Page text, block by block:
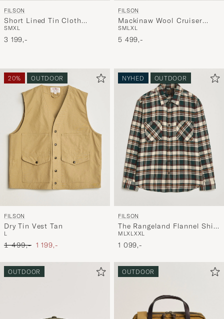
FILSON
Short Lined Tin Cloth
Cruiser Beluga
SMXL
3 199,-
FILSON
Mackinaw Wool Cruiser
Dark Navy
SMLXL
5 499,-
20% OUTDOOR
FILSON
Dry Tin Vest Tan
L
Ordinary pris
1 499,- Nedsat pris
1 199,-
NYHED OUTDOOR
FILSON
The Rangeland Flannel Shirt
Green
M LXLXXL
1 099,-
OUTDOOR OUTDOOR